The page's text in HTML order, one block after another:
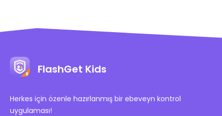
FlashGet Kids
Herkes için özenle hazırlanmış bir ebeveyn kontrol
uygulaması!